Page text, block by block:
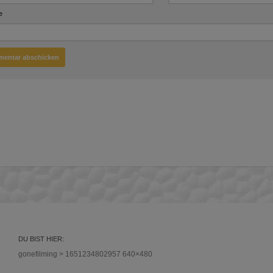
DU BIST HIER:
gonefilming > 1651234802957 640×480